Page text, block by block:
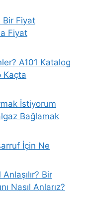
Bir Fiyat
Fiyat
A101 Katalog
Kaçta
İstiyorum
Bağlamak
İçin Ne
Bir
Nasıl Anlarız?